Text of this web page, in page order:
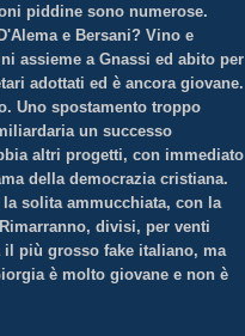
piddine sono numerose.
e Bersani? Vino e
assieme a Gnassi ed abito per
adottati ed è ancora giovane.
Uno spostamento troppo
un successo
altri progetti, con immediato
della democrazia cristiana.
solita ammucchiata, con la
divisi, per venti
più grosso fake italiano, ma
è molto giovane e non è